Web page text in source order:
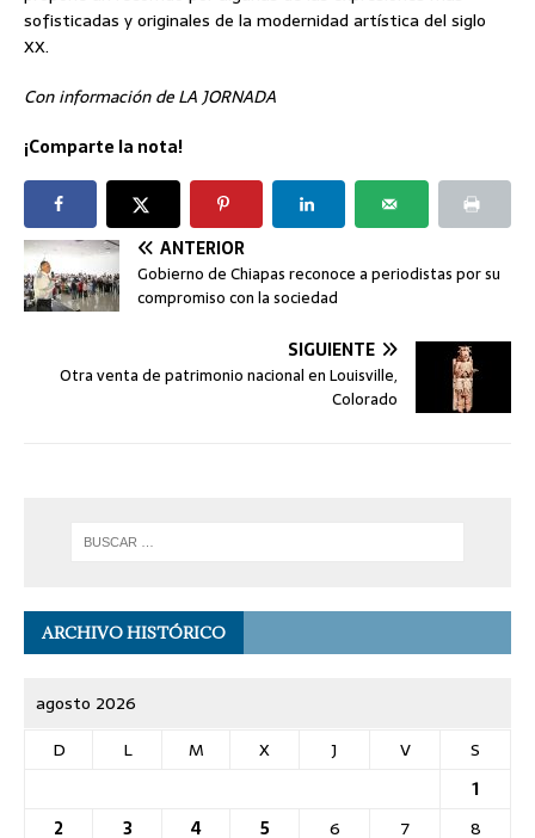
sofisticadas y originales de la modernidad artística del siglo
XX.
Con información de LA JORNADA
¡Comparte la nota!
ANTERIOR
Gobierno de Chiapas reconoce a periodistas por su
compromiso con la sociedad
SIGUIENTE
Otra venta de patrimonio nacional en Louisville,
Colorado
ARCHIVO HISTÓRICO
agosto 2026
D
L M X J V
S
1
2
3 4 5 6 7
8